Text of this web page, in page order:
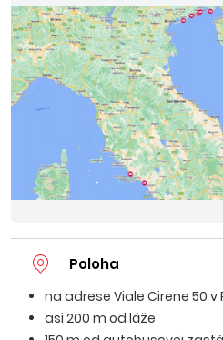
Poloha
na adrese Viale Cirene 50 v
asi 200 m od láže